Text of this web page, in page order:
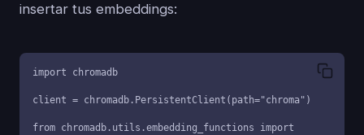
insertar tus embeddings:
import chromadb
client = chromadb.PersistentClient(path="chroma")
from chromadb.utils.embedding_functions import